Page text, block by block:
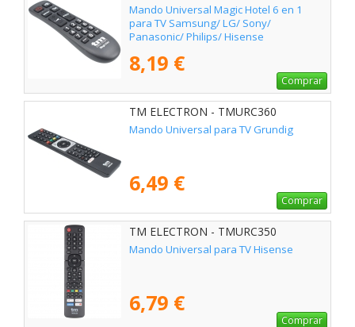
Mando Universal Magic Hotel 6 en 1
para TV Samsung/ LG/ Sony/
Panasonic/ Philips/ Hisense
8,19 €
Comprar
TM ELECTRON - TMURC360
Mando Universal para TV Grundig
6,49 €
Comprar
TM ELECTRON - TMURC350
Mando Universal para TV Hisense
6,79 €
Comprar